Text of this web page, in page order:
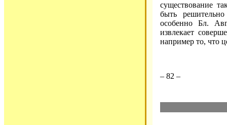
существование
быть
особенно Бл.
извлекает
например то, что
– 82 –